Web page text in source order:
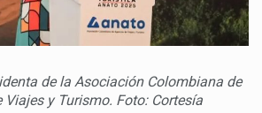
COLOMBIA
de la Asociación Colombiana de
Viajes y Turismo. Foto: Cortesía